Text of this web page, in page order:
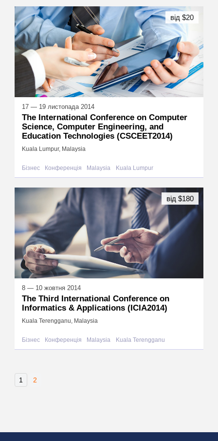
17 — 19 листопада 2014
The International Conference on Computer
Science, Computer Engineering, and
Education Technologies (CSCEET2014)
Kuala Lumpur, Malaysia
Бізнес Конференція Malaysia Kuala Lumpur
від $20
8 — 10 жовтня 2014
The Third International Conference on
Informatics & Applications (ICIA2014)
Kuala Terengganu, Malaysia
Бізнес Конференція Malaysia Kuala Terengganu
від $180
1 2